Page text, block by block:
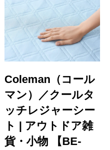
Coleman（コール
マン）／クールタ
ッチレジャーシー
ト | アウトドア雑
貨・小物 【BE-